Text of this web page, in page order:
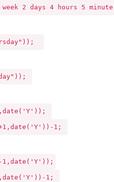
2 days 4 hours 5
1;
1,date('Y'));
1;